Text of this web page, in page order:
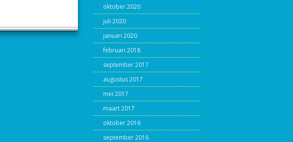
oktober 2020
juli 2020
januari 2020
februari 2018
september 2017
augustus 2017
mei 2017
maart 2017
oktober 2016
september 2016